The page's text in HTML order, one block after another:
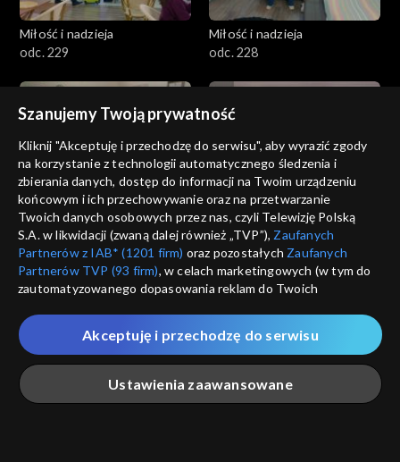
Miłość i nadzieja
odc. 229
Miłość i nadzieja
odc. 228
Miłość i nadzieja
odc. 227
Miłość i nadzieja
odc. 226
Miłość i nadzieja
odc. 225
Miłość i nadzieja
odc. 224
Szanujemy Twoją prywatność
Kliknij "Akceptuję i przechodzę do serwisu", aby wyrazić zgody
na korzystanie z technologii automatycznego śledzenia i
zbierania danych, dostęp do informacji na Twoim urządzeniu
końcowym i ich przechowywanie oraz na przetwarzanie
Twoich danych osobowych przez nas, czyli Telewizję Polską
S.A. w likwidacji (zwaną dalej również „TVP”), Zaufanych
Partnerów z IAB* (1201 firm) oraz pozostałych Zaufanych
Partnerów TVP (93 firm), w celach marketingowych (w tym do
zautomatyzowanego dopasowania reklam do Twoich
które wskazujemy poniżej, a także zgody na udostępnianie
przez nas identyfikatora PPID do Google.
Twoje dane osobowe zbierane podczas odwiedzania przez
Ciebie naszych
poszczególnych serwisówzwanych dalej
„Portalem”, w tym informacje zapisywane za pomocą
Ustawienia zaawansowane
Akceptuję i przechodzę do serwisu